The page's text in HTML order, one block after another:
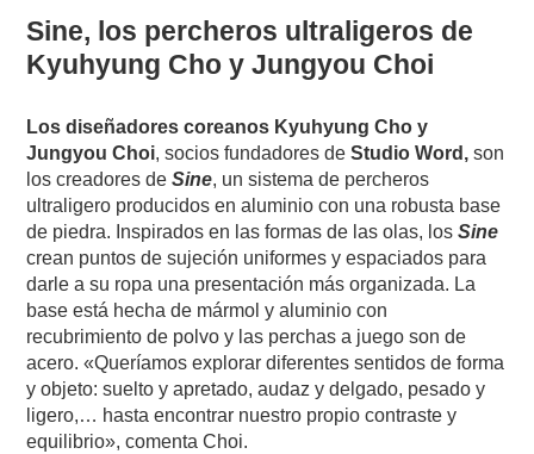
Sine, los percheros ultraligeros de
Kyuhyung Cho y Jungyou Choi
Los diseñadores coreanos Kyuhyung Cho y
Jungyou Choi, socios fundadores de Studio Word, son
los creadores deSine, un sistema de percheros
ultraligero producidos en aluminio con una robusta base
de piedra. Inspirados en las formas de las olas, losSine
crean puntos de sujeción uniformes y espaciados para
darle a su ropa una presentación más organizada. La
base está hecha de mármol y aluminio con
recubrimiento de polvo y las perchas a juego son de
acero. «Queríamos explorar diferentes sentidos de forma
y objeto: suelto y apretado, audaz y delgado, pesado y
ligero,… hasta encontrar nuestro propio contraste y
equilibrio», comenta Choi.